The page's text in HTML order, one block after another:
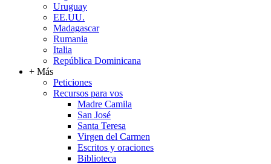
Uruguay
EE.UU.
Madagascar
Rumania
Italia
República Dominicana
+ Más
Peticiones
Recursos para vos
Madre Camila
San José
Santa Teresa
Virgen del Carmen
Escritos y oraciones
Biblioteca